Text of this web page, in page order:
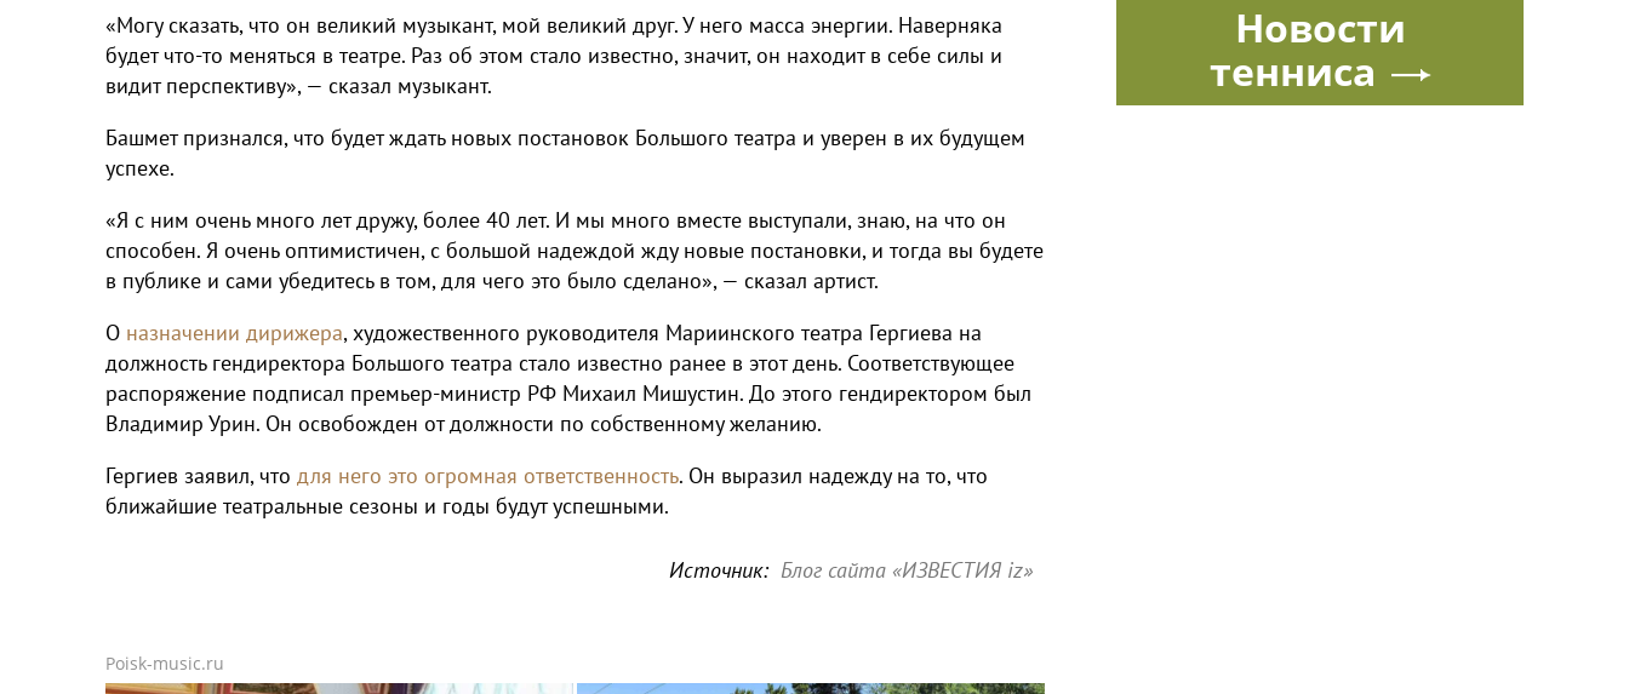
«Могу сказать, что он великий музыкант, мой великий друг. У него масса энергии. Наверняка
будет что-то меняться в театре. Раз об этом стало известно, значит, он находит в себе силы и
видит перспективу», — сказал музыкант.
Башмет признался, что будет ждать новых постановок Большого театра и уверен в их будущем
успехе.
«Я с ним очень много лет дружу, более 40 лет. И мы много вместе выступали, знаю, на что он
способен. Я очень оптимистичен, с большой надеждой жду новые постановки, и тогда вы будете
в публике и сами убедитесь в том, для чего это было сделано», — сказал артист.
О назначении дирижера, художественного руководителя Мариинского театра Гергиева на
должность гендиректора Большого театра стало известно ранее в этот день. Соответствующее
распоряжение подписал премьер-министр РФ Михаил Мишустин. До этого гендиректором был
Владимир Урин. Он освобожден от должности по собственному желанию.
Гергиев заявил, что для него это огромная ответственность. Он выразил надежду на то, что
ближайшие театральные сезоны и годы будут успешными.
Источник: Блог сайта «ИЗВЕСТИЯ iz»
Poisk-music.ru
Новости
тенниса